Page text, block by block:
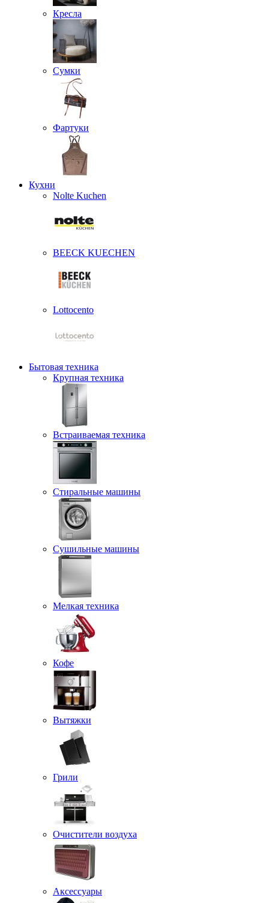
Кресла
Сумки
Фартуки
Кухни
Nolte Kuchen
BEECK KUECHEN
Lottocento
Бытовая техника
Крупная техника
Встраиваемая техника
Стиральные машины
Сушильные машины
Мелкая техника
Кофе
Вытяжки
Грили
Очистители воздуха
Аксессуары